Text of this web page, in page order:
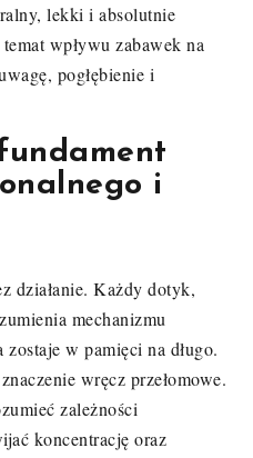
lekki i absolutnie
wpływu zabawek na
pogłębienie i
i
działanie. Każdy dotyk,
mechanizmu
w pamięci na długo.
wręcz przełomowe.
zależności
koncentrację oraz